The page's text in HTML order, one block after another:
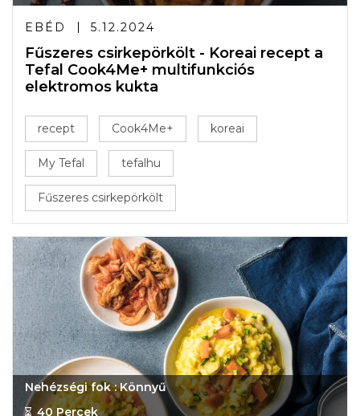
EBÉD 5.12.2024
Fűszeres csirkepörkölt - Koreai recept a
Tefal Cook4Me+ multifunkciós
elektromos kukta
recept Cook4Me+ koreai
My Tefal tefalhu
Fűszeres csirkepörkölt
Nehézségi fok : Könnyű
40 Percek